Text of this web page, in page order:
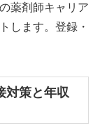
薬剤師キャリア
します。登録・
対策と年収